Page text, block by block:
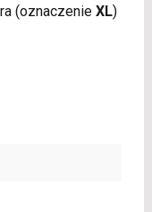
(oznaczenie XL)